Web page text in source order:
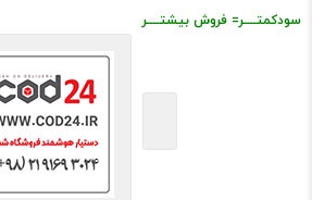
سودکمتــــر= فروش بیشتــــر